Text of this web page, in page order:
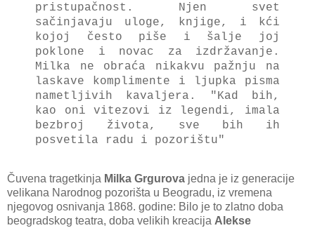
pristupačnost. Njen svet
sačinjavaju uloge, knjige, i kći
kojoj često piše i šalje joj
poklone i novac za izdržavanje.
Milka ne obraća nikakvu pažnju na
laskave komplimente i ljupka pisma
nametljivih kavaljera. "Kad bih,
kao oni vitezovi iz legendi, imala
bezbroj života, sve bih ih
posvetila radu i pozorištu"
Čuvena tragetkinja Milka Grgurova jedna je iz generacije
velikana Narodnog pozorišta u Beogradu, iz vremena
njegovog osnivanja 1868. godine: Bilo je to zlatno doba
beogradskog teatra, doba velikih kreacija Alekse